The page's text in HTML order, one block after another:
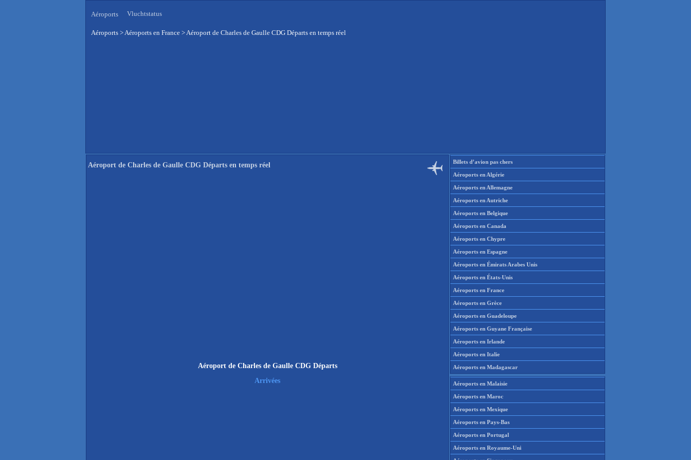
Aéroports Vluchtstatus
Aéroports >Aéroports en France >Aéroport de Charles de Gaulle CDG Départs en temps réel
Aéroport de Charles de Gaulle CDG Départs en temps réel
Aéroport de Charles de Gaulle CDG Départs
Arrivées
Billets d’avion pas chers
Aéroports en Algérie
Aéroports en Allemagne
Aéroports en Autriche
Aéroports en Belgique
Aéroports en Canada
Aéroports en Chypre
Aéroports en Espagne
Aéroports en Émirats Arabes Unis
Aéroports en États-Unis
Aéroports en France
Aéroports en Grèce
Aéroports en Guadeloupe
Aéroports en Guyane Française
Aéroports en Irlande
Aéroports en Italie
Aéroports en Madagascar
Aéroports en Malaisie
Aéroports en Maroc
Aéroports en Mexique
Aéroports en Pays-Bas
Aéroports en Portugal
Aéroports en Royaume-Uni